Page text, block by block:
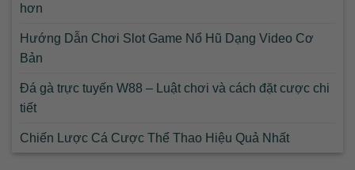
hơn
Hướng Dẫn Chơi Slot Game Nổ Hũ Dạng Video Cơ
Bản
Đá gà trực tuyến W88 – Luật chơi và cách đặt cược chi
tiết
Chiến Lược Cá Cược Thể Thao Hiệu Quả Nhất